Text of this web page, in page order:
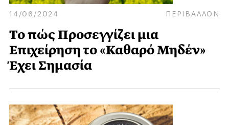
14/06/2024 ΠΕΡΙΒΑΛΛΟΝ
Το πώς Προσεγγίζει μια
Επιχείρηση το «Καθαρό Μηδέν»
Έχει Σημασία